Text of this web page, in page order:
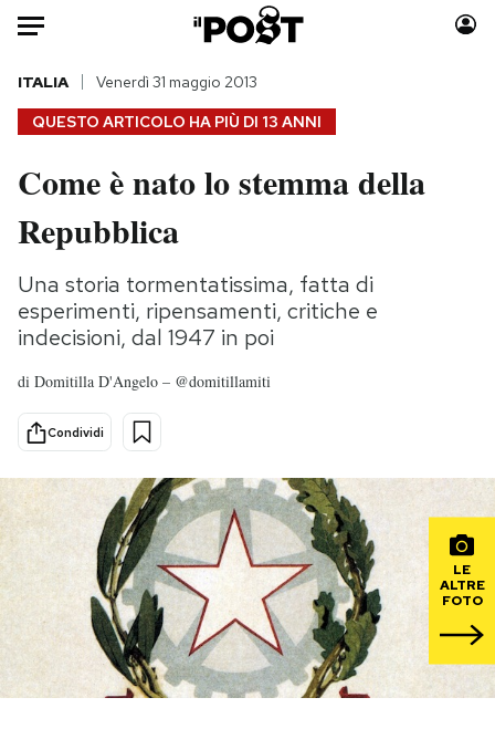
Auto
HOME
Italia
Politica
Tecnologia
Internet
Scienza
Cultura
Economia
Sport
Moda
Storie/Idee
Ok Boomer!
PODCAST
NEWSLETTER
I MIEI PREFERITI
QUESTO ARTICOLO HA PIÙ DI 13 ANNI
ITALIA Venerdì 31 maggio 2013
Come è nato lo stemma della
Repubblica
Una storia tormentatissima, fatta di
esperimenti, ripensamenti, critiche e
indecisioni, dal 1947 in poi
di Domitilla D'Angelo – @domitillamiti
Condividi
LE
ALTRE
FOTO